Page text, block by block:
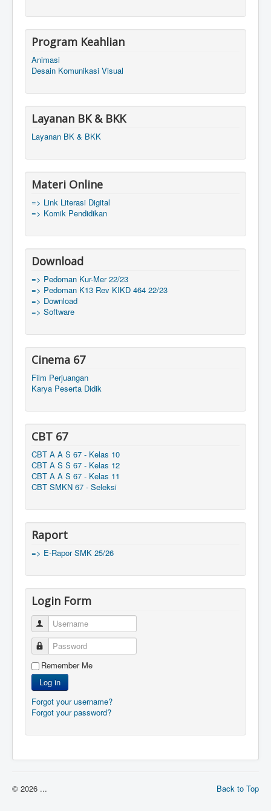
Program Keahlian
Animasi
Desain Komunikasi Visual
Layanan BK & BKK
Layanan BK & BKK
Materi Online
=> Link Literasi Digital
=> Komik Pendidikan
Download
=> Pedoman Kur-Mer 22/23
=> Pedoman K13 Rev KIKD 464 22/23
=> Download
=> Software
Cinema 67
Film Perjuangan
Karya Peserta Didik
CBT 67
CBT A A S 67 - Kelas 10
CBT A S S 67 - Kelas 12
CBT A A S 67 - Kelas 11
CBT SMKN 67 - Seleksi
Raport
=> E-Rapor SMK 25/26
Login Form
Username
Password
Remember Me
Log in
Forgot your username?
Forgot your password?
Back to Top
© 2026 ...